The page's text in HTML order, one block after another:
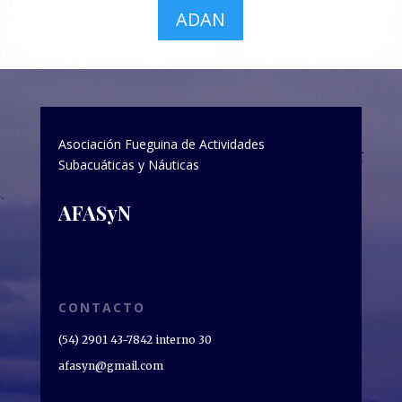
ADAN
Asociación Fueguina de Actividades
Subacuáticas y Náuticas
AFASyN
CONTACTO
(54) 2901 43-7842 interno 30
afasyn@gmail.com